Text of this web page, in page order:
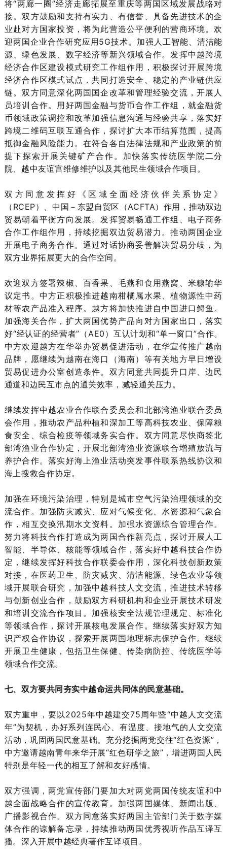
将“两廊一圈”经济走廊拓展至重庆等两国区域发展战略对
接。双方鼓励和支持有实力、有信誉、具备先进技术的企
业赴对方国家投资，将为此营造公平便利的营商环境。欢
迎两国企业合作研究应用5G技术。加强人工智能、清洁能
源、绿色发展、数字经济等新兴领域合作。发挥中越跨境
经济合作区建设模式研究工作组作用，积极探讨开展跨境
经济合作区模式试点，共同打造安全、稳定的产业链供应
链。双方同意深化两国国企改革和管理经验交流，开展人
员培训合作。用好两国金融与货币合作工作组，就金融货
币领域政策调控和改革加强信息沟通与经验共享，落实好
跨境二维码互联互通合作，探讨扩大本币结算范围，提高
抵御金融风险能力。在符合各自法律法规和产业政策的前
提下探索开展关键矿产合作。加快落实传统医学院二分
院、越中友谊宫维修维护以及其他民生领域合作项目。
双方同意发挥好《区域全面经济伙伴关系协定》
（RCEP）、中国－东盟自贸区（ACFTA）作用，推动双边
贸易朝着平衡方向发展。发挥贸易畅通工作组、电子商务
合作工作组作用，持续挖掘双边贸易潜力。推动两国企业
开展电子商务合作。通过对话协商妥善解决贸易分歧，为
双方业界拓展更大的合作空间。
欢迎双方签署辣椒、百香果、毛燕和食用燕窝、米糠输华
议定书。中方正积极推进越南柑橘属水果、植物源性中药
材等农产品准入程序。越方将加快推进自中国进口鲟鱼。
加强海关合作，扩大两国优势产品向对方国家出口，落实
好“经认证的经营者”（AE0）互认计划和“单一窗口”合作。
中方欢迎越方在华举办贸易促进活动，在华宣传推广越南
品牌，愿继续为越南在海口（海南）等有关地方早日增设
贸易促进办公室创造条件。双方同意共同提升口岸、边民
通道和边民互市点的通关效率，减轻通关压力。
继续发挥中越农业合作联合委员会和北部湾渔业联合委员
会作用，推动农产品种植和深加工等高科技农业、保障粮
食安全、综合检疫等领域务实合作。双方同意尽快商签北
部湾渔业合作协定，开展北部湾渔业资源联合增殖放流与
养护合作。落实好海上渔业活动突发事件联系热线协议和
海上搜救合作协定。
加强在环境污染治理，特别是城市空气污染治理领域的交
流合作。加强防灾减灾、应对气候变化、水资源和气象合
作，相互交换汛期水文资料。加强水资源综合管理合作。
努力将科技合作打造成为两国合作新亮点，探讨开展人工
智能、半导体、核能等领域合作，落实好中越科技合作协
定，继续发挥好科技合作联委会作用，深化科技创新政策
对接，在医药卫生、防灾减灾、清洁能源、绿色农业等领
域开展联合研究，加强中越科技人文交流，推进技术转移
与创新创业合作，鼓励双方科研机构和企业开展技术研发
和培训交流合作项目。加强核安全法规管理规定、标准化
等领域合作，探讨开展核电发展合作。继续落实好双方知
识产权合作协议，探索开展两国地理标志保护合作。继续
开展卫生健康，包括卫生保健、传染病防控、传统医学等
领域合作交流。
七、双方要共同夯实中越命运共同体的民意基础。
双方重申，要以2025年中越建交75周年暨“中越人文交流
年”为契机，办好系列连民心、有温度、接地气的人文交流
活动，巩固两国民意基础。充分挖掘两党交往“红色资源”，
中方邀请越南青年来华开展“红色研学之旅”，增进两国人民
特别是年轻一代的相互了解和友好感情。
双方强调，两党宣传部门要加大对两党两国传统友谊和中
越全面战略合作的宣传教育。加强两国媒体、新闻出版、
广播影视合作。双方同意落实好两国主管部门关于数字媒
体合作的谅解备忘录，持续推动两国优秀视听作品互译互
播。深入开展中越经典著作互译项目。